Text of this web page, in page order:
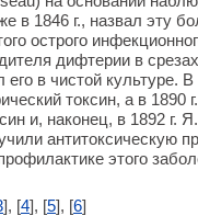
в 1846 г., назвал эту
острого
дифтерии в
его в чистой культуре.
токсин, а в 1890
и, наконец, в 1892
антитоксическую
этого
], [4], [5], [6]